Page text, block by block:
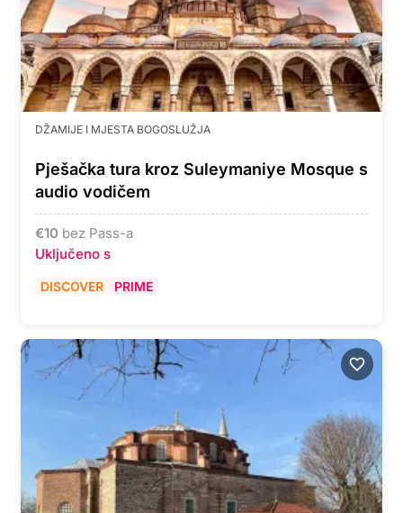
DŽAMIJE I MJESTA BOGOSLUŽJA
Pješačka tura kroz Suleymaniye Mosque s
audio vodičem
€10 bez Pass-a
Uključeno s
DISCOVER PRIME